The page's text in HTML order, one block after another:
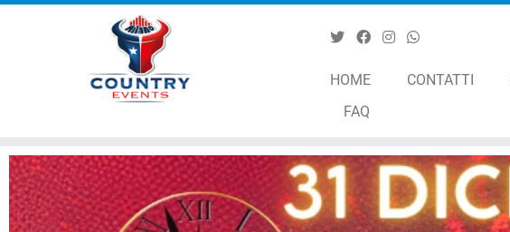
HOME CONTATTI
FAQ